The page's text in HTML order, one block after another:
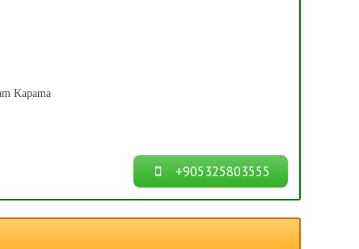
Kapama
+905325803555